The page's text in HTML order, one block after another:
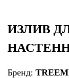
ИЗЛИВ
Бренд: